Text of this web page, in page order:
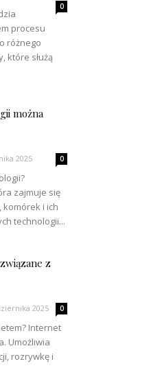
0
procesu
różnego
które służą
można
2025 0
zajmuje się
i ich
technologii...
z
2025 0
Internet
Umożliwia
rozrywkę i